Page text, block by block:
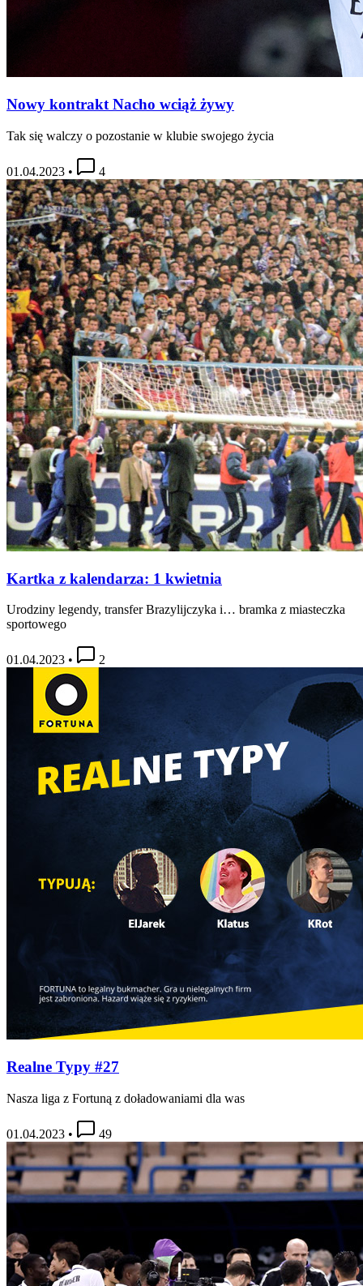
Nowy kontrakt Nacho wciąż żywy
Tak się walczy o pozostanie w klubie swojego życia
01.04.2023 • 4
Kartka z kalendarza: 1 kwietnia
Urodziny legendy, transfer Brazylijczyka i… bramka z miasteczka
sportowego
01.04.2023 • 2
Realne Typy #27
Nasza liga z Fortuną z doładowaniami dla was
01.04.2023 • 49